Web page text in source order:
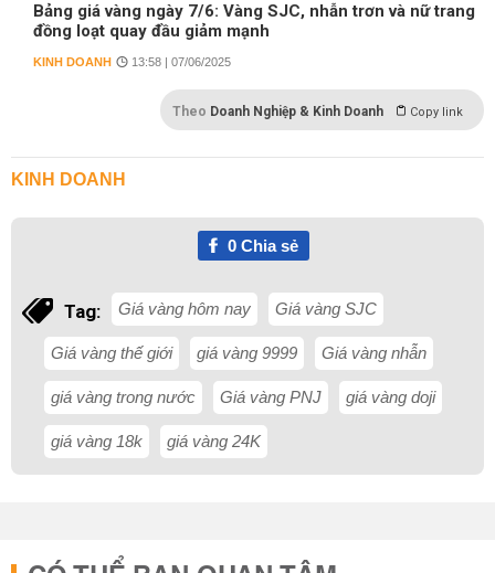
Bảng giá vàng ngày 7/6: Vàng SJC, nhẫn trơn và nữ trang
đồng loạt quay đầu giảm mạnh
KINH DOANH 13:58 | 07/06/2025
Theo Doanh Nghiệp & Kinh Doanh Copy link
KINH DOANH
0Chia sẻ
Tag: Giá vàng hôm nay Giá vàng SJC
Giá vàng thế giới giá vàng 9999 Giá vàng nhẫn
giá vàng trong nước Giá vàng PNJ giá vàng doji
giá vàng 18k giá vàng 24K